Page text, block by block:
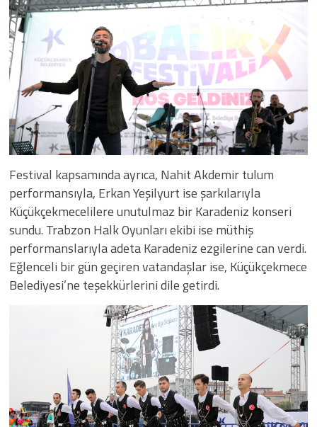
Festival kapsamında ayrıca, Nahit Akdemir tulum
performansıyla, Erkan Yeşilyurt ise şarkılarıyla
Küçükçekmecelilere unutulmaz bir Karadeniz konseri
sundu. Trabzon Halk Oyunları ekibi ise müthiş
performanslarıyla adeta Karadeniz ezgilerine can verdi.
Eğlenceli bir gün geçiren vatandaşlar ise, Küçükçekmece
Belediyesi’ne teşekkürlerini dile getirdi.